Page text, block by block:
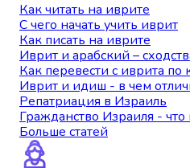
Как читать на иврите
С чего начать учить иврит
Как писать на иврите
Иврит и арабский –
Как перевести с иврита по
Иврит и идиш - в чем
Репатриация в Израиль
Гражданство Израиля -
Больше статей